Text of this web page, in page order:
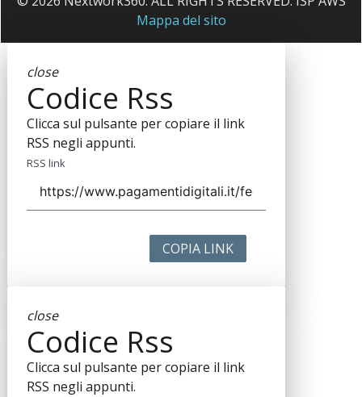
Mappa del sito
close
Codice Rss
Clicca sul pulsante per copiare il link
RSS negli appunti.
RSS link
COPIA LINK
close
Codice Rss
Clicca sul pulsante per copiare il link
RSS negli appunti.